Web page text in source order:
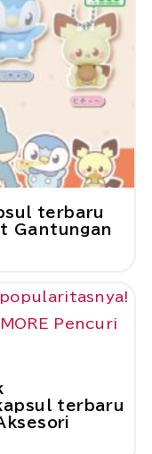
terbaru
Gantungan
terbaru